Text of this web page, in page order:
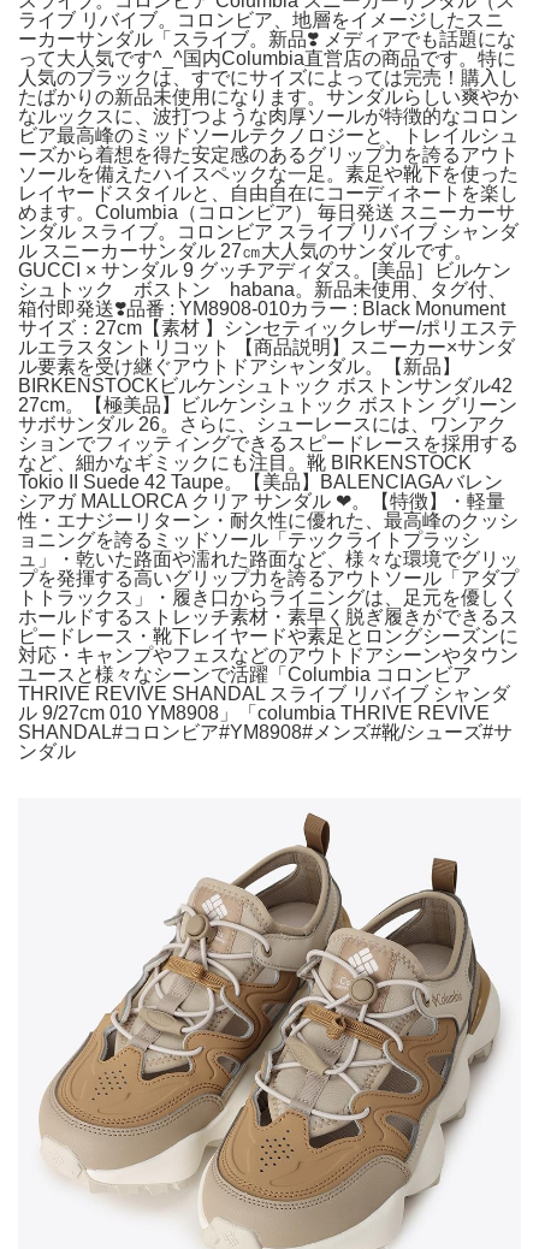
ライブ リバイブ。コロンビア、地層をイメージしたスニ
ーカーサンダル「スライブ。新品❣️ メディアでも話題にな
って大人気です^_^国内Columbia直営店の商品です。特に
人気のブラックは、すでにサイズによっては完売！購入し
たばかりの新品未使用になります。サンダルらしい爽やか
なルックスに、波打つような肉厚ソールが特徴的なコロン
ビア最高峰のミッドソールテクノロジーと、トレイルシュ
ーズから着想を得た安定感のあるグリップ力を誇るアウト
ソールを備えたハイスペックな一足。素足や靴下を使った
レイヤードスタイルと、自由自在にコーディネートを楽し
めます。Columbia（コロンビア） 毎日発送 スニーカーサ
ンダル スライブ。コロンビア スライブ リバイブ シャンダ
ル スニーカーサンダル 27㎝大人気のサンダルです。
GUCCI × サンダル 9 グッチアディダス。[美品］ビルケン
シュトック ボストン habana。新品未使用、タグ付、
箱付即発送❣️品番 : YM8908-010カラー : Black Monument
サイズ：27cm【素材 】シンセティックレザー/ポリエステ
ルエラスタントリコット 【商品説明】スニーカー×サンダ
ル要素を受け継ぐアウトドアシャンダル。【新品】
BIRKENSTOCKビルケンシュトック ボストンサンダル42
27cm。【極美品】ビルケンシュトック ボストン グリーン
サボサンダル 26。さらに、シューレースには、ワンアク
ションでフィッティングできるスピードレースを採用する
など、細かなギミックにも注目。靴 BIRKENSTOCK
Tokio II Suede 42 Taupe。【美品】BALENCIAGAバレン
シアガ MALLORCA クリア サンダル ❤︎。【特徴】・軽量
性・エナジーリターン・耐久性に優れた、最高峰のクッシ
ョニングを誇るミッドソール「テックライトプラッシ
ュ」・乾いた路面や濡れた路面など、様々な環境でグリッ
プを発揮する高いグリップ力を誇るアウトソール「アダプ
トトラックス」・履き口からライニングは、足元を優しく
ホールドするストレッチ素材・素早く脱ぎ履きができるス
ピードレース・靴下レイヤードや素足とロングシーズンに
対応・キャンプやフェスなどのアウトドアシーンやタウン
ユースと様々なシーンで活躍「Columbia コロンビア
THRIVE REVIVE SHANDAL スライブ リバイブ シャンダ
ル 9/27cm 010 YM8908」「columbia THRIVE REVIVE
SHANDAL#コロンビア#YM8908#メンズ#靴/シューズ#サ
ンダル